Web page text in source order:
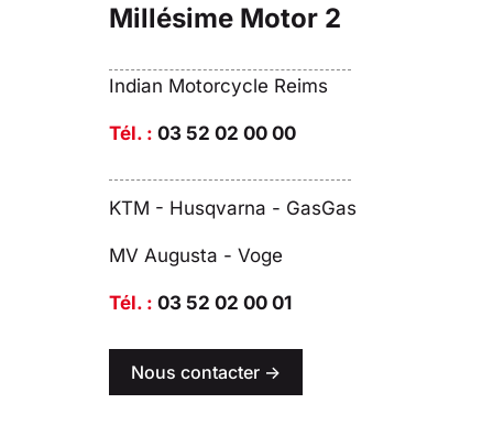
Millésime Motor 2
Indian Motorcycle Reims
Tél. : 03 52 02 00 00
KTM - Husqvarna - GasGas
MV Augusta - Voge
Tél. : 03 52 02 00 01
Nous contacter ->